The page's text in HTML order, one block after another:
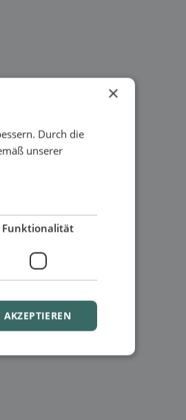
×
Durch die
unserer
Funktionalität
AKZEPTIEREN